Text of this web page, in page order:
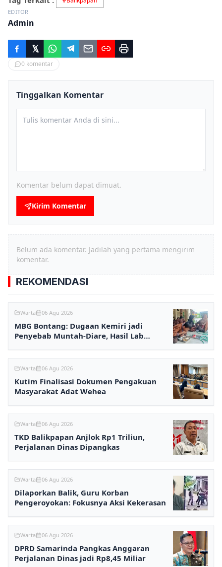
EDITOR
Admin
0 komentar
Tinggalkan Komentar
Komentar belum dapat dimuat.
Kirim Komentar
Belum ada komentar. Jadilah yang pertama mengirim
komentar.
REKOMENDASI
Warta 06 Agu 2026
MBG Bontang: Dugaan Kemiri jadi
Penyebab Muntah-Diare, Hasil Lab
Warta 06 Agu 2026
Kutim Finalisasi Dokumen Pengakuan
Masyarakat Adat Wehea
Warta 06 Agu 2026
TKD Balikpapan Anjlok Rp1 Triliun,
Perjalanan Dinas Dipangkas
Warta 06 Agu 2026
Dilaporkan Balik, Guru Korban
Pengeroyokan: Fokusnya Aksi Kekerasan
Warta 06 Agu 2026
DPRD Samarinda Pangkas Anggaran
Perjalanan Dinas jadi Rp8,45 Miliar